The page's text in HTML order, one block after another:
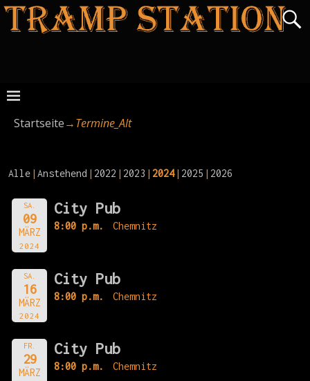
Startseite→Termine_Alt
Alle Anstehend 2022 2023 2024 2025 2026
SA.
09
MÄRZ
2024
City Pub
8:00 p.m. Chemnitz
SA.
16
MÄRZ
2024
City Pub
8:00 p.m. Chemnitz
FR.
29
MÄRZ
City Pub
8:00 p.m. Chemnitz